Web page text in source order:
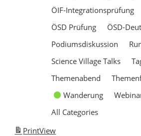
ÖIF-Integrationsprüfung
ÖSD Prüfung
ÖSD-
Podiumsdiskussion
Science Village Talks
Themenabend
Wanderung
All Categories
PrintView